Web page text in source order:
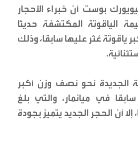
بوست أن خبراء الأحجار
الياقوتة المكتشفة حديثا
ياقوتة عُثر عليها سابقا، وذلك
الجديدة نحو نصف وزن أكبر
في ميانمار، والتي بلغ
غراما، إلا أن الحجر الجديد يتميز بجودة